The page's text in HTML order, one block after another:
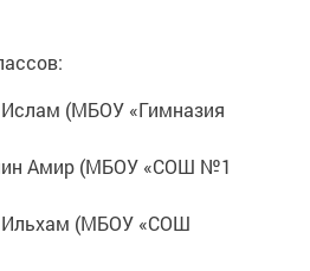
(МБОУ «Гимназия
Амир (МБОУ «СОШ №1
(МБОУ «СОШ